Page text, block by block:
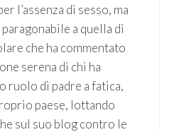
l’assenza di sesso, ma
a quella di
che ha commentato
serena di chi ha
ruolo di padre a fatica,
paese, lottando
sul suo blog contro le